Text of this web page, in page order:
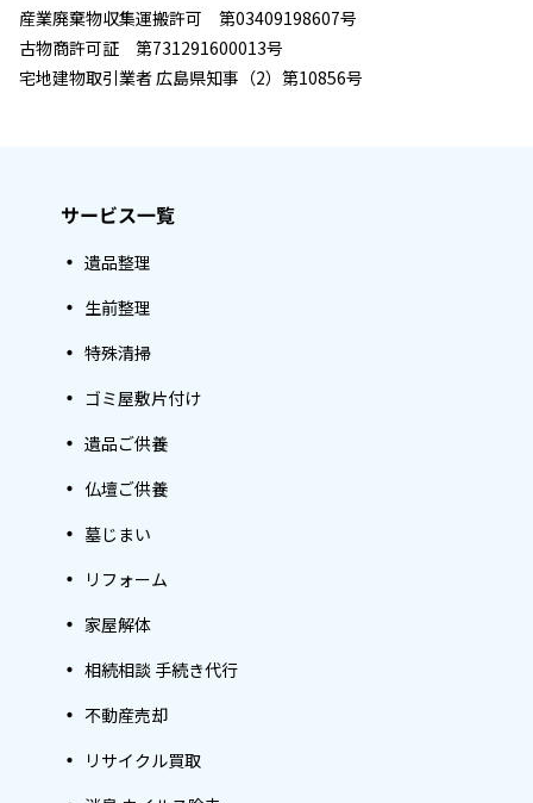
産業廃棄物収集運搬許可 第03409198607号
古物商許可証 第731291600013号
宅地建物取引業者 広島県知事（2）第10856号
サービス一覧
遺品整理
生前整理
特殊清掃
ゴミ屋敷片付け
遺品ご供養
仏壇ご供養
墓じまい
リフォーム
家屋解体
相続相談 手続き代行
不動産売却
リサイクル買取